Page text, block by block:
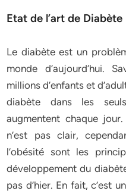
Etat de l’art de Diabète
Le diabète est un
monde d’aujourd’hui.
millions d’enfants et
diabète dans les
augmentent chaque
n’est pas clair,
l’obésité sont les
développement du
pas d’hier. En fait, c’est